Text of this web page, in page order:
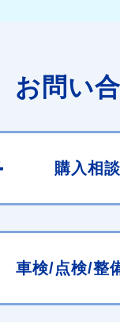
お問い
購入相談
車検/点検/整